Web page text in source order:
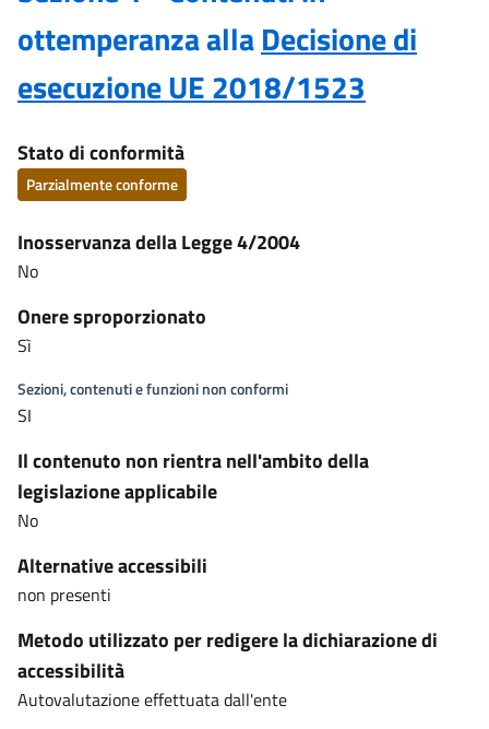
ottemperanza allaDecisione di
esecuzione UE 2018/1523
Stato di conformità
Parzialmente conforme
Inosservanza della Legge 4/2004
No
Onere sproporzionato
Sì
Sezioni, contenuti e funzioni non conformi
SI
Il contenuto non rientra nell'ambito della
legislazione applicabile
No
Alternative accessibili
non presenti
Metodo utilizzato per redigere la dichiarazione di
accessibilità
Autovalutazione effettuata dall'ente